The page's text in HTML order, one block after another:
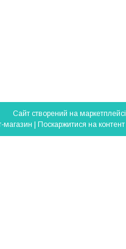
Сайт створений на маркетплейсі
Поскаржитися на контент